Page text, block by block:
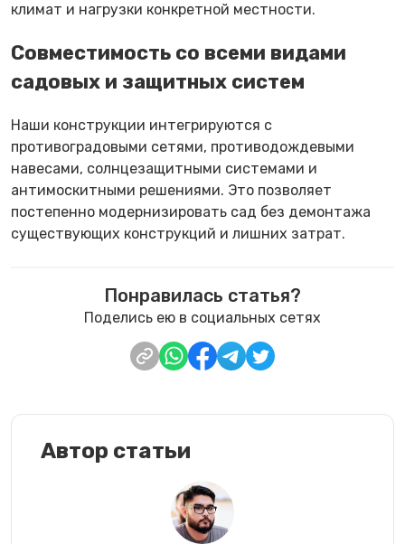
климат и нагрузки конкретной местности.
Совместимость со всеми видами
садовых и защитных систем
Наши конструкции интегрируются с
противоградовыми сетями, противодождевыми
навесами, солнцезащитными системами и
антимоскитными решениями. Это позволяет
постепенно модернизировать сад без демонтажа
существующих конструкций и лишних затрат.
Понравилась статья?
Поделись ею в социальных сетях
Автор статьи